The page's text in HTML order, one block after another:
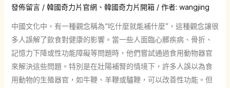
發佈留言 / 韓國奇力片官網、 韓國奇力片開箱/ 作者: wangjing
中國文化中，有一種觀念稱為“吃什麼就能補什麼”，這種觀念讓很
多人誤解了飲食對健康的影響。當一些人面臨心髒疾病、骨折、
記憶力下降或性功能障礙等問題時，他們嘗試通過食用動物器官
來解決這些問題。特別是在壯陽補腎的情境下，許多人誤以為食
用動物的生殖器官，如牛鞭、羊鞭或驢鞭，可以改善性功能。但